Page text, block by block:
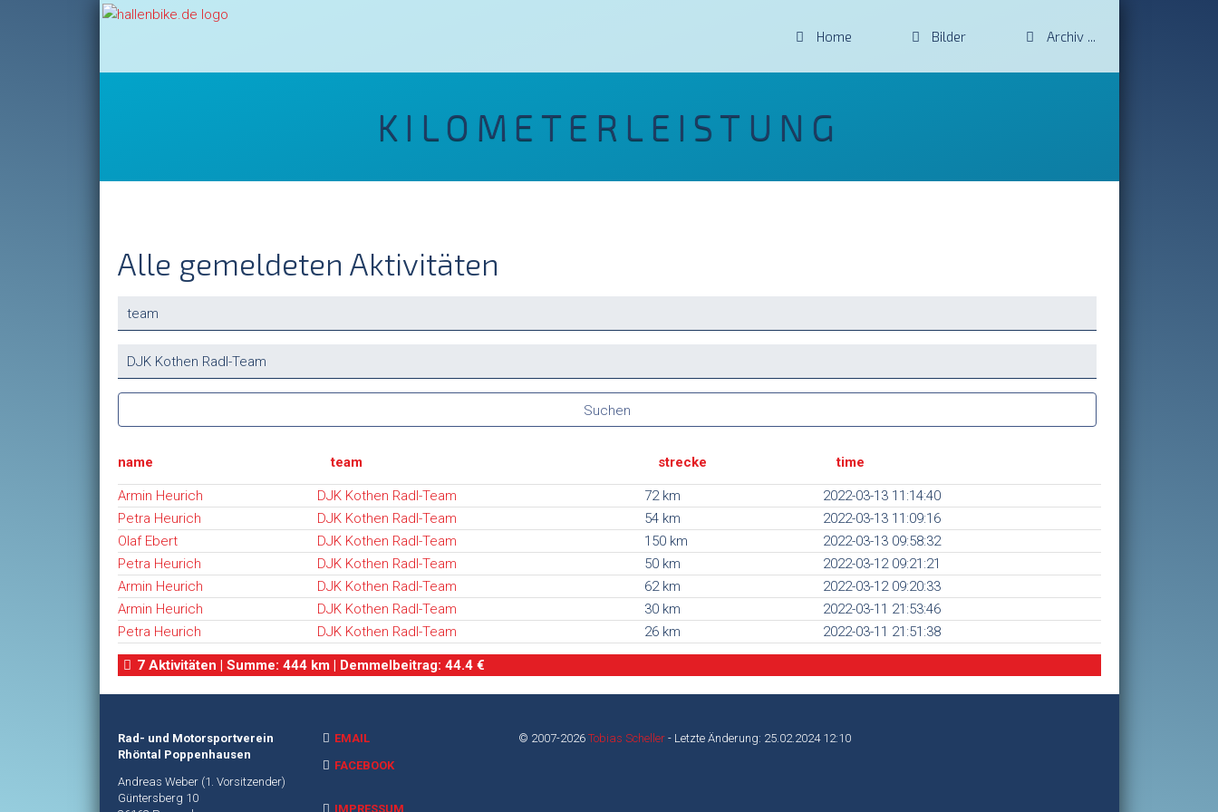
Home Bilder Archiv
KILOMETERLEISTUNG
Alle gemeldeten Aktivitäten
Vorhandene
Felder
Suchbegriffe
Suchen
name team strecke time
Armin Heurich DJK Kothen Radl-Team 72 km
2022-03-13 11:14:40
Petra Heurich
DJK Kothen Radl-Team 54 km
2022-03-13 11:09:16
Olaf Ebert
DJK Kothen Radl-Team 150 km
2022-03-13 09:58:32
Petra Heurich
DJK Kothen Radl-Team 50 km
2022-03-12 09:21:21
Armin Heurich
DJK Kothen Radl-Team 62 km
2022-03-12 09:20:33
Armin Heurich
DJK Kothen Radl-Team 30 km
2022-03-11 21:53:46
Petra Heurich
DJK Kothen Radl-Team 26 km 2022-03-11 21:51:38
7 Aktivitäten | Summe: 444 km | Demmelbeitrag: 44.4 €
Rad- und Motorsportverein
Rhöntal Poppenhausen
Andreas Weber (1. Vorsitzender)
Güntersberg 10
EMAIL
FACEBOOK
IMPRESSUM
© 2007-2026 Tobias Scheller- Letzte Änderung: 25.02.2024 12:10